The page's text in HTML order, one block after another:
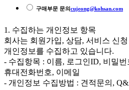
구매부문 문의cujeong@kohsan.com
1. 수집하는 개인정보 항목
회사는 회원가입, 상담, 서비스 신
개인정보를 수집하고 있습니다.
- 수집항목 : 이름, 로그인ID, 비밀
휴대전화번호, 이메일
- 개인정보 수집방법 : 견적문의,